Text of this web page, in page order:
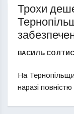
Трохи
ВАСИЛЬ СОЛТИС
На
наразі